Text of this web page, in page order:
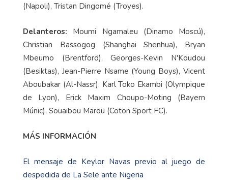
(Napoli), Tristan Dingomé (Troyes).
Delanteros: Moumi Ngamaleu (Dinamo Moscú),
Christian Bassogog (Shanghai Shenhua), Bryan
Mbeumo (Brentford), Georges-Kevin N'Koudou
(Besiktas), Jean-Pierre Nsame (Young Boys), Vicent
Aboubakar (Al-Nassr), Karl Toko Ekambi (Olympique
de Lyon), Erick Maxim Choupo-Moting (Bayern
Múnic), Souaibou Marou (Coton Sport FC).
MÁS INFORMACIÓN
El mensaje de Keylor Navas previo al juego de
despedida de La Sele ante Nigeria